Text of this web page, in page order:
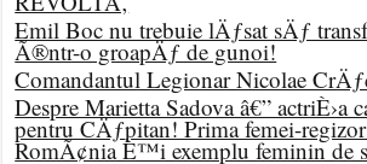
Emil Boc nu trebuie lÄƒsat sÄƒ
Ã®ntr-o groapÄƒ de gunoi!
Comandantul Legionar Nicolae
Despre Marietta Sadova â€” actriÈ›a
pentru CÄƒpitan! Prima femei-
RomÃ¢nia È™i exemplu feminin de